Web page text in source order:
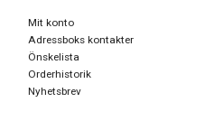
Mit konto
Adressboks kontakter
Önskelista
Orderhistorik
Nyhetsbrev